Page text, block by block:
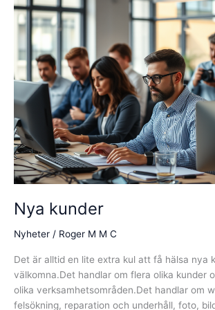
Nya kunder
Nyheter / Roger M M C
Det är alltid en lite extra kul att få hälsa nya
välkomna.Det handlar om flera olika kunder
olika verksamhetsområden.Det handlar om
felsökning, reparation och underhåll, foto,